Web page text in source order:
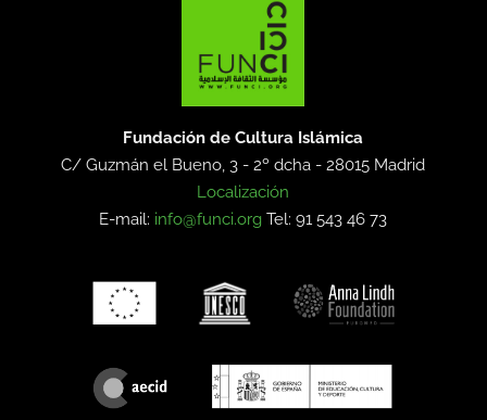
Fundación de Cultura Islámica
C/ Guzmán el Bueno, 3 - 2º dcha -28015 Madrid
Localización
E-mail: info@funci.org Tel: 91 543 46 73